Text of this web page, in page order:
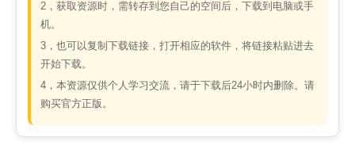
2，获取资源时，需转存到您自己的空间后，下载到电脑或手
机。
3，也可以复制下载链接，打开相应的软件，将链接粘贴进去
开始下载。
4，本资源仅供个人学习交流，请于下载后24小时内删除。请
购买官方正版。